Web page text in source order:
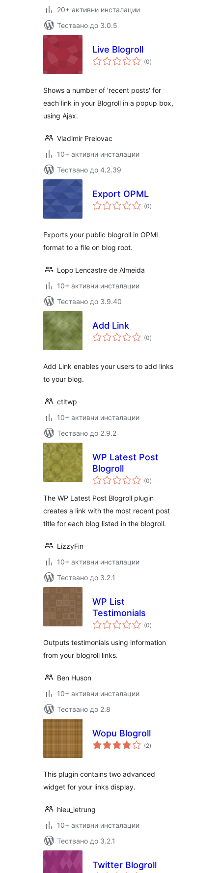
20+ активни инсталации
Тествано до 3.0.5
Live Blogroll
(0общо
оценки
)
Shows a number of 'recent posts' for
each link in your Blogroll in a popup box,
using Ajax.
Vladimir Prelovac
10+ активни инсталации
Тествано до 4.2.39
Export OPML
(0общо
оценки
)
Exports your public blogroll in OPML
format to a file on blog root.
Lopo Lencastre de Almeida
10+ активни инсталации
Тествано до 3.9.40
Add Link
(0общо
оценки
)
Add Link enables your users to add links
to your blog.
ctltwp
10+ активни инсталации
Тествано до 2.9.2
WP Latest Post
Blogroll
(0общо
оценки
)
The WP Latest Post Blogroll plugin
creates a link with the most recent post
title for each blog listed in the blogroll.
LizzyFin
10+ активни инсталации
Тествано до 3.2.1
WP List
Testimonials
(0общо
оценки
)
Outputs testimonials using information
from your blogroll links.
Ben Huson
10+ активни инсталации
Тествано до 2.8
Wopu Blogroll
(2общо
оценки
)
This plugin contains two advanced
widget for your links display.
hieu_letrung
10+ активни инсталации
Тествано до 3.2.1
Twitter Blogroll